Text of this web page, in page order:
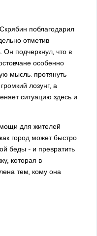
поблагодарил
отметив
Он подчеркнул, что в
особенно
мысль: протянуть
лозунг, а
ситуацию здесь и
для жителей
город может быстро
беды - и превратить
которая в
тем, кому она